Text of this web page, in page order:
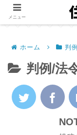
ホーム 判
判例/法
メニュー